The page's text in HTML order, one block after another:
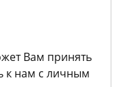
Вам принять
к нам с личным